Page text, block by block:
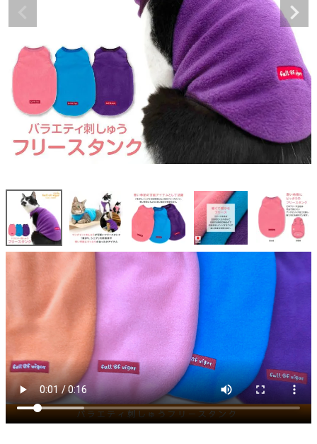
詳細検索